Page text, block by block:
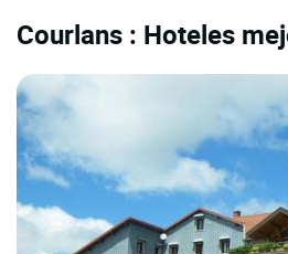
Courlans : Hoteles